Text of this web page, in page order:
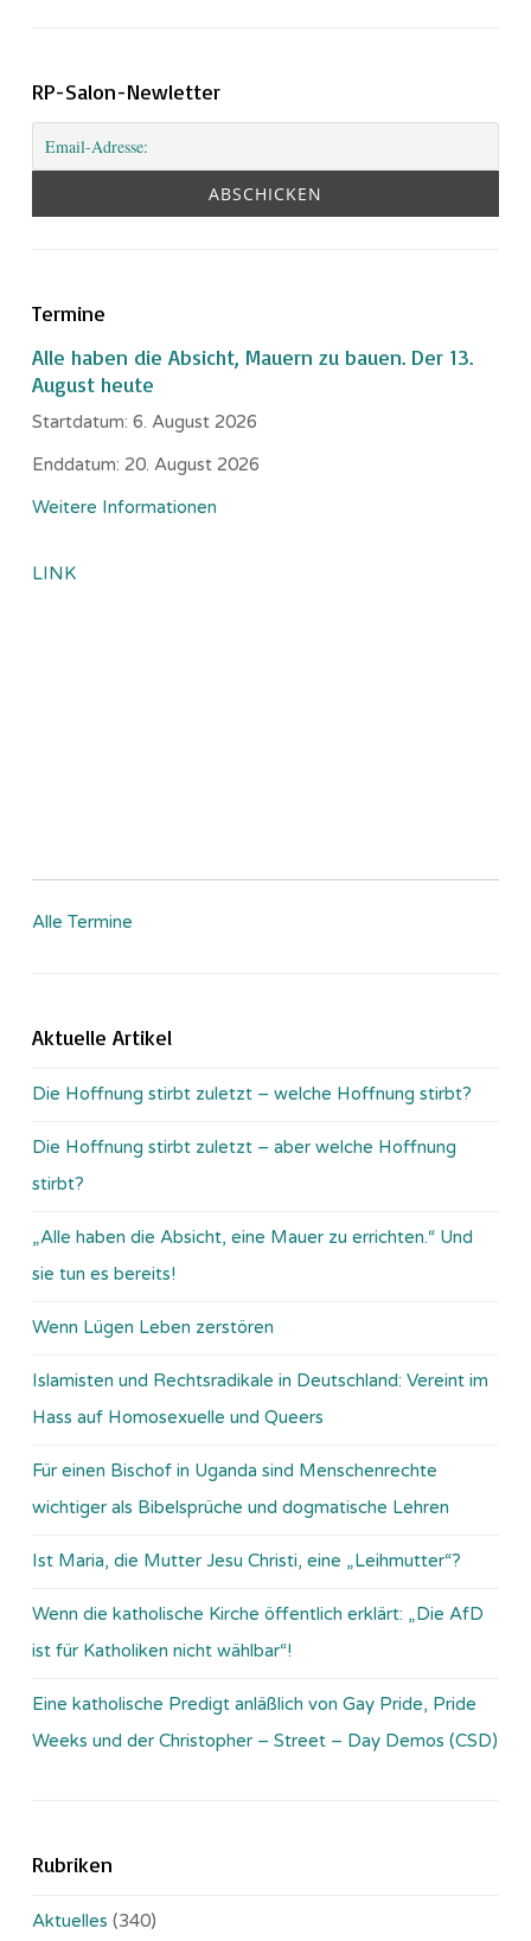
RP-Salon-Newletter
Termine
Alle haben die Absicht, Mauern zu bauen. Der 13.
August heute
Startdatum: 6. August 2026
Enddatum: 20. August 2026
Weitere Informationen
LINK
Alle Termine
Aktuelle Artikel
Die Hoffnung stirbt zuletzt – welche Hoffnung stirbt?
Die Hoffnung stirbt zuletzt – aber welche Hoffnung
stirbt?
„Alle haben die Absicht, eine Mauer zu errichten.“ Und
sie tun es bereits!
Wenn Lügen Leben zerstören
Islamisten und Rechtsradikale in Deutschland: Vereint im
Hass auf Homosexuelle und Queers
Für einen Bischof in Uganda sind Menschenrechte
wichtiger als Bibelsprüche und dogmatische Lehren
Ist Maria, die Mutter Jesu Christi, eine „Leihmutter“?
Wenn die katholische Kirche öffentlich erklärt: „Die AfD
ist für Katholiken nicht wählbar“!
Eine katholische Predigt anläßlich von Gay Pride, Pride
Weeks und der Christopher – Street – Day Demos (CSD)
Rubriken
Aktuelles (340)